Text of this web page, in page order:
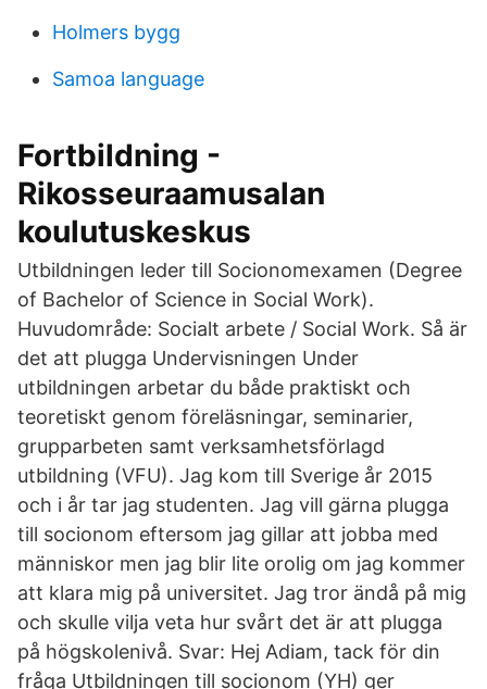
Holmers bygg
Samoa language
Fortbildning -
Rikosseuraamusalan
koulutuskeskus
Utbildningen leder till Socionomexamen (Degree
of Bachelor of Science in Social Work).
Huvudområde: Socialt arbete / Social Work. Så är
det att plugga Undervisningen Under
utbildningen arbetar du både praktiskt och
teoretiskt genom föreläsningar, seminarier,
grupparbeten samt verksamhetsförlagd
utbildning (VFU). Jag kom till Sverige år 2015
och i år tar jag studenten. Jag vill gärna plugga
till socionom eftersom jag gillar att jobba med
människor men jag blir lite orolig om jag kommer
att klara mig på universitet. Jag tror ändå på mig
och skulle vilja veta hur svårt det är att plugga
på högskolenivå. Svar: Hej Adiam, tack för din
fråga Utbildningen till socionom (YH) ger